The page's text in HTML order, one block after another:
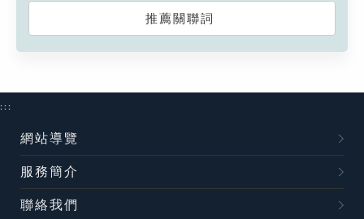
推薦關聯詞
:::
網站導覽
服務簡介
聯絡我們